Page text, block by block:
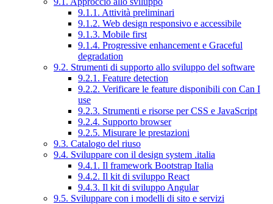
9.1.1. Attività preliminari
9.1.2. Web design responsivo e accessibile
9.1.3. Mobile first
9.1.4. Progressive enhancement e Graceful
degradation
9.2. Strumenti di supporto allo sviluppo del software
9.2.1. Feature detection
9.2.2. Verificare le feature disponibili con Can I
use
9.2.3. Strumenti e risorse per CSS e JavaScript
9.2.4. Supporto browser
9.2.5. Misurare le prestazioni
9.3. Catalogo del riuso
9.4. Sviluppare con il design system .italia
9.4.1. Il framework Bootstrap Italia
9.4.2. Il kit di sviluppo React
9.4.3. Il kit di sviluppo Angular
9.5. Sviluppare con i modelli di sito e servizi